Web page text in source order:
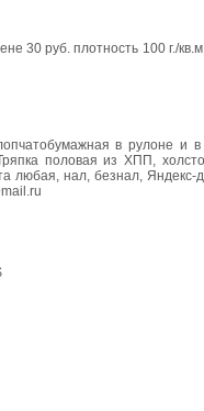
30 руб. плотность 100 г./
в рулоне и в
половая из ХПП,
любая, нал, безнал, Яндекс-